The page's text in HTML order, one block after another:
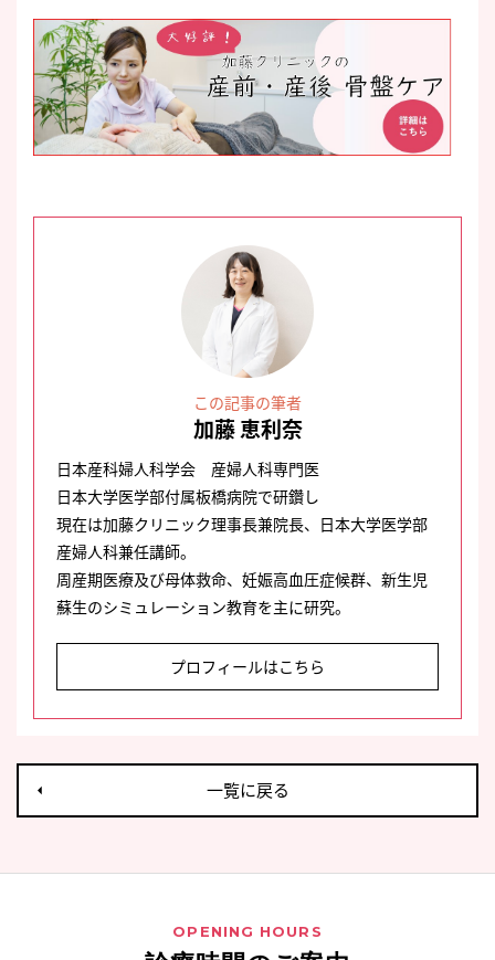
この記事の筆者
加藤 恵利奈
日本産科婦人科学会 産婦人科専門医
日本大学医学部付属板橋病院で研鑽し
現在は加藤クリニック理事長兼院長、日本大学医学部
産婦人科兼任講師。
周産期医療及び母体救命、妊娠高血圧症候群、新生児
蘇生のシミュレーション教育を主に研究。
プロフィールはこちら
一覧に戻る
OPENING HOURS